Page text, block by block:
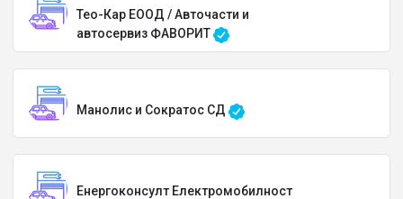
Тео-Кар ЕООД / Авточасти и
автосервиз ФАВОРИТ
Манолис и Сократос СД
Енергоконсулт Електромобилност